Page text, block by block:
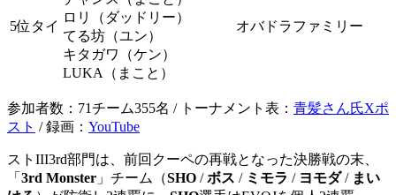
5位タイ
ロリ（ダッドリー）
てる坊（ユン）
キタガワ（ケン）
LUKA（まこと）
オバドラファミリー
参加者数：71チーム355名 / トーナメント表： 青髪さん氏Xポ
スト / 録画： YouTube
ストIII3rd部門は、前回クーペの再戦となった決勝戦の末、
「 3rd Monster 」チーム（SHO /ボス / ミモラ / ヨモダ/ まい